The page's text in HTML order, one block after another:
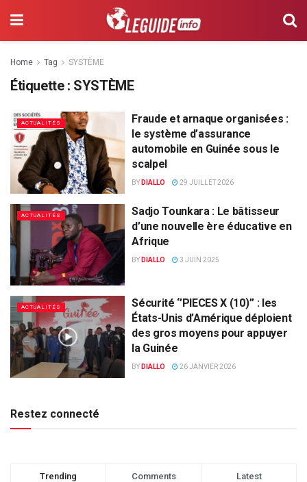
Home Tag SYSTÈME
Étiquette : SYSTÈME
ACTUALITÉS
Fraude et arnaque organisées :
le système d’assurance
automobile en Guinée sous le
scalpel
BY DIALLO 29 JUILLET 2026
ACTUALITÉS
Sadjo Tounkara : Le bâtisseur
d’une nouvelle ère éducative en
Afrique
BY DIALLO 3 JUIN 2025
ACTUALITÉS
Sécurité ‘’PIECES X (10)’’ : les
États-Unis d’Amérique déploient
des gros moyens pour appuyer
la Guinée
BY DIALLO 26 JANVIER 2026
Restez connecté
Trending Comments Latest